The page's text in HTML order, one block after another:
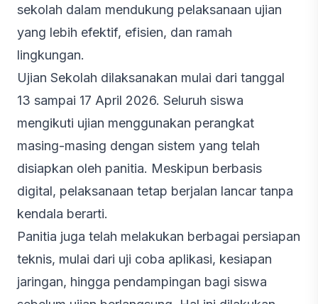
sekolah dalam mendukung pelaksanaan ujian
yang lebih efektif, efisien, dan ramah
lingkungan.
Ujian Sekolah dilaksanakan mulai dari tanggal
13 sampai 17 April 2026. Seluruh siswa
mengikuti ujian menggunakan perangkat
masing-masing dengan sistem yang telah
disiapkan oleh panitia. Meskipun berbasis
digital, pelaksanaan tetap berjalan lancar tanpa
kendala berarti.
Panitia juga telah melakukan berbagai persiapan
teknis, mulai dari uji coba aplikasi, kesiapan
jaringan, hingga pendampingan bagi siswa